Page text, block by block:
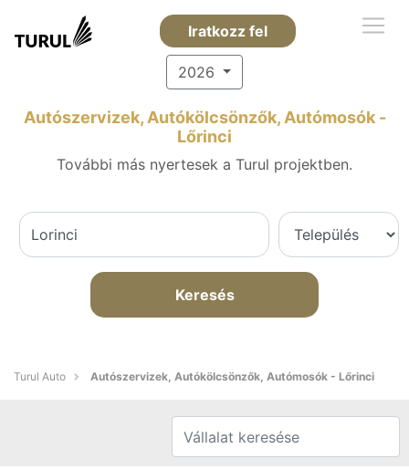
Iratkozz fel
2026
Autószervizek, Autókölcsönzők, Autómosók -
Lőrinci
További más nyertesek a Turul projektben.
Keresés
Turul Auto Autószervizek, Autókölcsönzők, Autómosók - Lőrinci